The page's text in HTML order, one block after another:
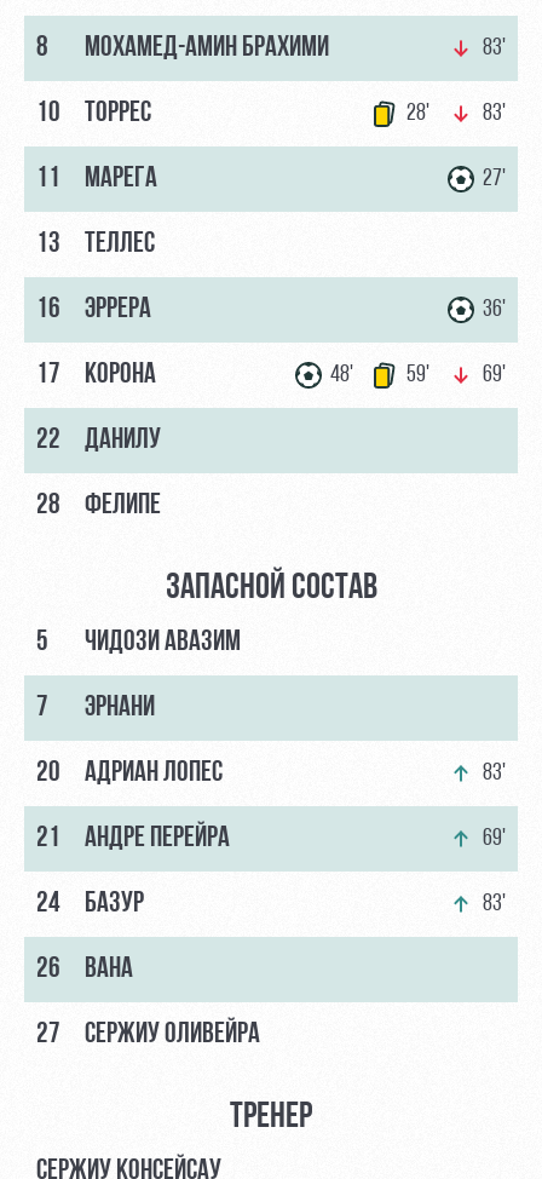
8 МОХАМЕД-АМИН БРАХИМИ 83'
10 ТОРРЕС 28' 83'
11 МАРЕГА 27'
13 ТЕЛЛЕС
16 ЭРРЕРА 36'
17 КОРОНА 48' 59' 69'
22 ДАНИЛУ
28 ФЕЛИПЕ
ЗАПАСНОЙ СОСТАВ
5 ЧИДОЗИ АВАЗИМ
7 ЭРНАНИ
20 АДРИАН ЛОПЕС 83'
21 АНДРЕ ПЕРЕЙРА 69'
24 БАЗУР 83'
26 ВАНА
27 СЕРЖИУ ОЛИВЕЙРА
ТРЕНЕР
СЕРЖИУ КОНСЕЙСАУ